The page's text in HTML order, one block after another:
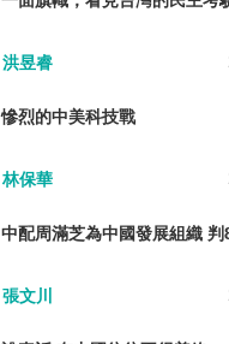
洪昱睿
慘烈的中美科技戰
林保華
中配周滿芝為中國發展組織 判
張文川